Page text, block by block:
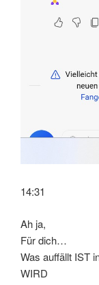
14:31
Ah ja,
Für dich…
Was auffällt IST
WIRD